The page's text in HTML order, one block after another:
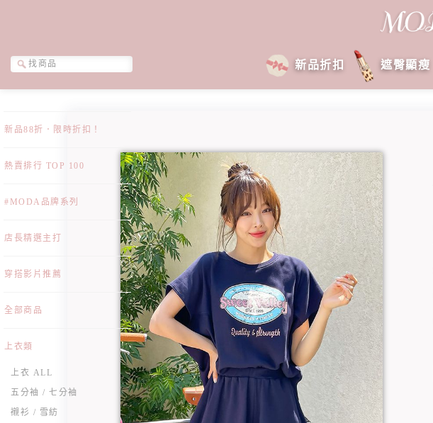
新品折扣 遮臀顯瘦
新品88折．限時折扣！
熱賣排行 TOP 100
#MODA品牌系列
店長精選主打
穿搭影片推薦
全部商品
上衣類
上衣 ALL
五分袖 / 七分袖
襯衫 / 雪紡